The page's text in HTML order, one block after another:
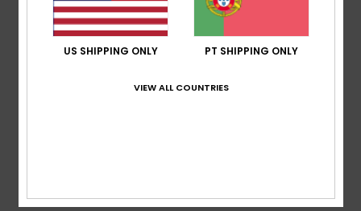
5 /5
US SHIPPING ONLY PT SHIPPING ONLY
VIEW ALL COUNTRIES